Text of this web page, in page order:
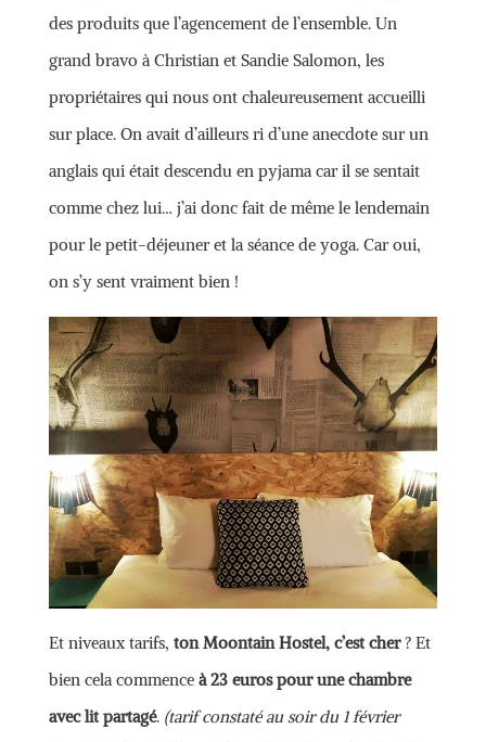
des produits que l’agencement de l’ensemble. Un
grand bravo à Christian et Sandie Salomon, les
propriétaires qui nous ont chaleureusement accueilli
sur place. On avait d’ailleurs ri d’une anecdote sur un
anglais qui était descendu en pyjama car il se sentait
comme chez lui… j’ai donc fait de même le lendemain
pour le petit-déjeuner et la séance de yoga. Car oui,
on s’y sent vraiment bien !
Et niveaux tarifs, ton Moontain Hostel, c’est cher? Et
bien cela commence à 23 euros pour une chambre
avec lit partagé. (tarif constaté au soir du 1 février